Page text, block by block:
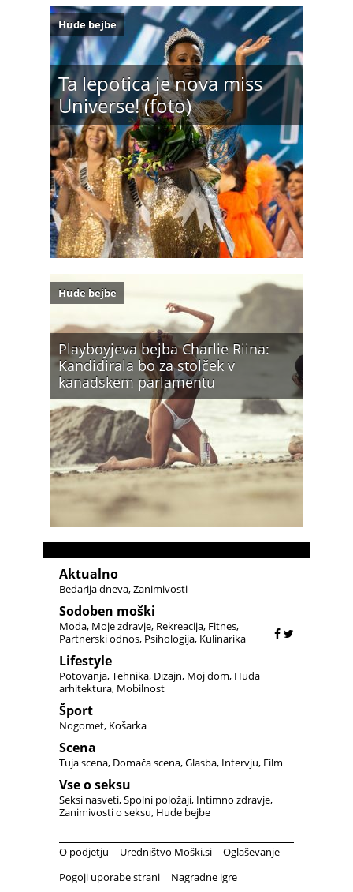
Ta lepotica je nova miss
Universe! (foto)
Hude bejbe
Playboyjeva bejba Charlie Riina:
Kandidirala bo za stolček v
kanadskem parlamentu
Hude bejbe
Aktualno
Bedarija dneva Zanimivosti
Sodoben moški
Moda Moje zdravje Rekreacija Fitnes
Partnerski odnos Psihologija Kulinarika
Lifestyle
Potovanja Tehnika Dizajn Moj dom Huda
arhitektura Mobilnost
Šport
Nogomet Košarka
Scena
Tuja scena Domača scena Glasba Intervju Film
Vse o seksu
Seksi nasveti Spolni položaji Intimno zdravje
Zanimivosti o seksu Hude bejbe
O podjetju Uredništvo Moški.si
Oglaševanje
Pogoji uporabe strani
Nagradne igre